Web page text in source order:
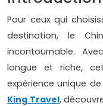
Pour ceux qui
destination, le
incontournable.
longue et riche,
expérience unique
King Travel,